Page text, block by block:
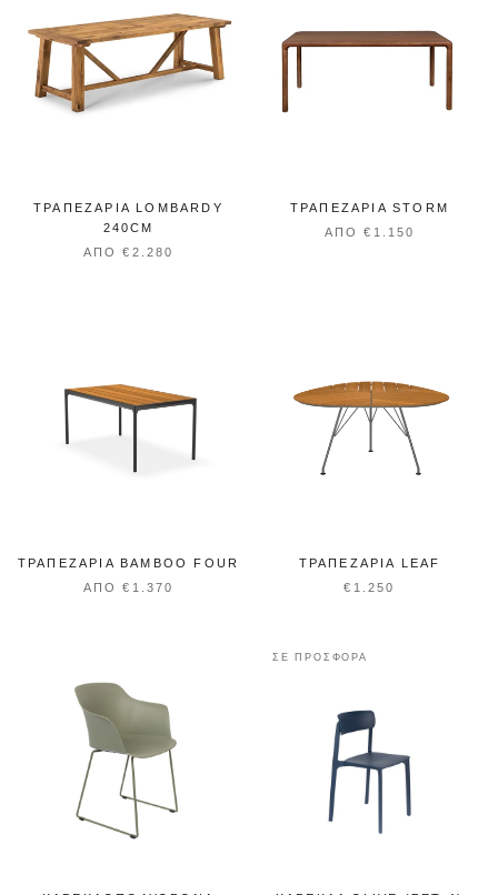
ΤΡΑΠΕΖΑΡΊΑ LOMBARDY
240CM
ΑΠΌ €2.280
ΤΡΑΠΕΖΑΡΙΑ STORM
ΑΠΌ €1.150
ΤΡΑΠΕΖΑΡΊΑ BAMBOO FOUR
ΑΠΌ €1.370
ΤΡΑΠΕΖΑΡΊΑ LEAF
€1.250
ΣΕ ΠΡΟΣΦΟΡΆ